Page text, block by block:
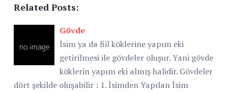
Related Posts:
Gövde
İsim ya da fiil köklerine yapım eki
getirilmesi ile gövdeler oluşur. Yani gövde
köklerin yapım eki almış halidir. Gövdeler
dört şekilde oluşabilir : 1. İsimden Yapılan İsim